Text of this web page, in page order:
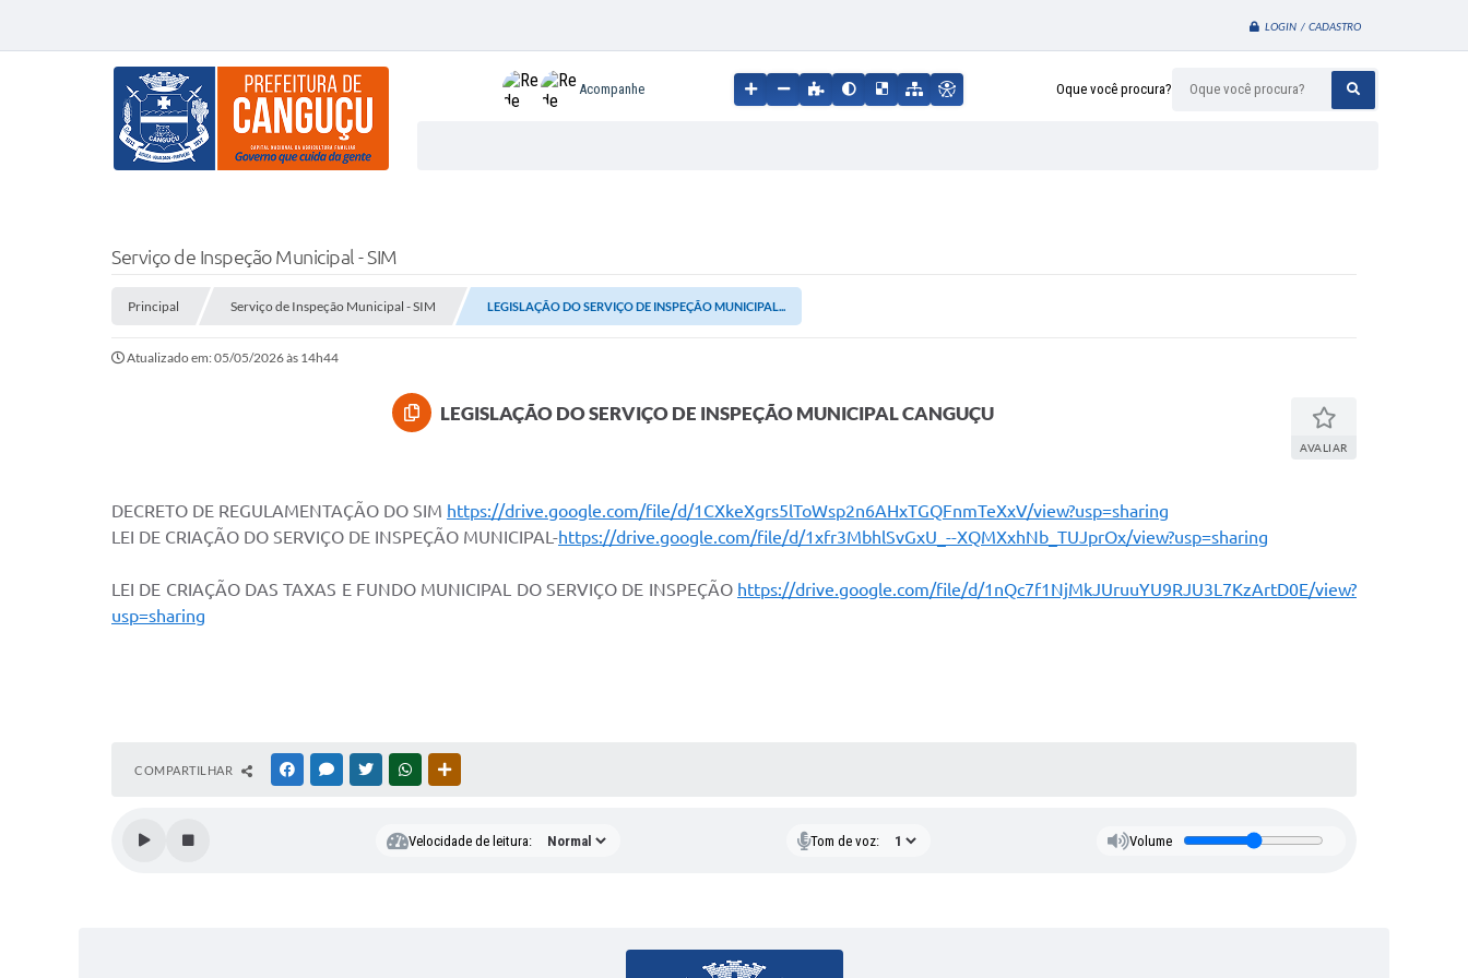
LOGIN / CADASTRO
Oque você procura?
Acompanhe
Serviço de Inspeção Municipal - SIM
Principal Serviço de Inspeção Municipal - SIM LEGISLAÇÃO DO SERVIÇO DE INSPEÇÃO MUNICIPAL...
Atualizado em: 05/05/2026 às 14h44
LEGISLAÇÃO DO SERVIÇO DE INSPEÇÃO MUNICIPAL CANGUÇU
AVALIAR
DECRETO DE REGULAMENTAÇÃO DO SIM https://drive.google.com/file/d/1CXkeXgrs5lToWsp2n6AHxTGQFnmTeXxV/view?usp=sharing
LEI DE CRIAÇÃO DO SERVIÇO DE INSPEÇÃO MUNICIPAL-https://drive.google.com/file/d/1xfr3MbhlSvGxU_--XQMXxhNb_TUJprOx/view?usp=sharing
LEI DE CRIAÇÃO DAS TAXAS E FUNDO MUNICIPAL DO SERVIÇO DE INSPEÇÃO https://drive.google.com/file/d/1nQc7f1NjMkJUruuYU9RJU3L7KzArtD0E/view?
usp=sharing
COMPARTILHAR FACEBOOKMESSENGER
TWITTERWHATSAPP
Velocidade de leitura: Tom de voz: Volume